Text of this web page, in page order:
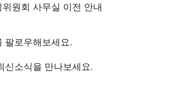
원회 사무실 이전 안내
팔로우해보세요.
신소식을 만나보세요.